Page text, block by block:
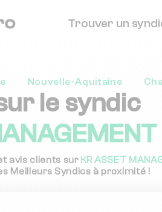
Trouver un
Nouvelle-Aquitaine
le syndic
avis clients sur KR ASSET
Meilleurs Syndics à proximité !